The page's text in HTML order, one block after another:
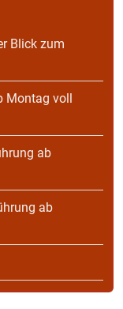
Blick zum
Montag voll
ab
ab